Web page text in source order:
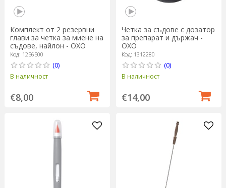
Комплект от 2 резервни
глави за четка за миене на
съдове, найлон - OXO
Код: 1256500
(0)
В наличност
€8,00
Четка за съдове с дозатор
за препарат и държач -
OXO
Код: 1312280
(0)
В наличност
€14,00